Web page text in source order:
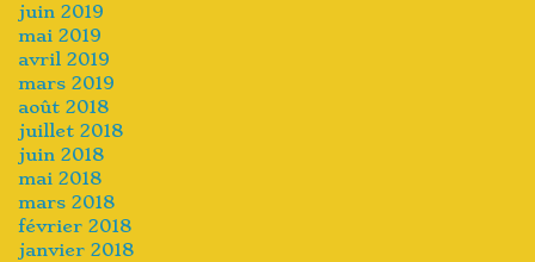
juin 2019
mai 2019
avril 2019
mars 2019
août 2018
juillet 2018
juin 2018
mai 2018
mars 2018
février 2018
janvier 2018